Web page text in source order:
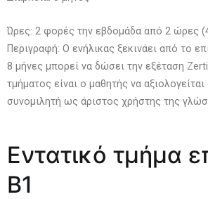
Ώρες: 2 φορές την εβδομάδα από 2 ώρες
Περιγραφή: Ο ενήλικας ξεκινάει από το
8 μήνες μπορεί να δώσει την εξέταση
τμήματος είναι ο μαθητής να
συνομιλητή ως άριστος χρήστης της
Εντατικό τμήμα
Β1